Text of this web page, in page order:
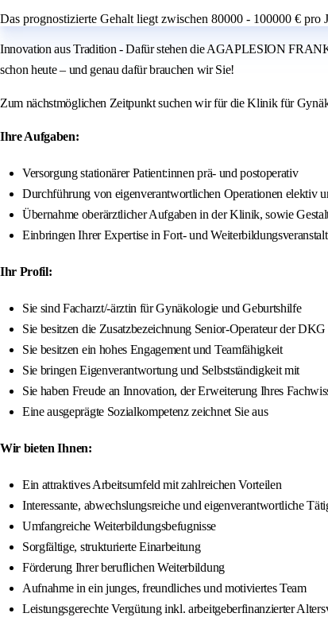
Das prognostizierte Gehalt liegt zwischen 80000 - 100000 € pro
Innovation aus Tradition - Dafür stehen die AGAPLESION
schon heute – und genau dafür brauchen wir Sie!
Zum nächstmöglichen Zeitpunkt suchen wir für die Klinik für
Ihre Aufgaben:
Versorgung stationärer Patient:innen prä- und postoperativ
Durchführung von eigenverantwortlichen Operationen elektiv
Übernahme oberärztlicher Aufgaben in der Klinik, sowie
Einbringen Ihrer Expertise in Fort- und
Ihr Profil:
Sie sind Facharzt/-ärztin für Gynäkologie und Geburtshilfe
Sie besitzen die Zusatzbezeichnung Senior-Operateur der
Sie besitzen ein hohes Engagement und Teamfähigkeit
Sie bringen Eigenverantwortung und Selbstständigkeit mit
Sie haben Freude an Innovation, der Erweiterung Ihres
Eine ausgeprägte Sozialkompetenz zeichnet Sie aus
Wir bieten Ihnen:
Ein attraktives Arbeitsumfeld mit zahlreichen Vorteilen
Interessante, abwechslungsreiche und eigenverantwortliche
Umfangreiche Weiterbildungsbefugnisse
Sorgfältige, strukturierte Einarbeitung
Förderung Ihrer beruflichen Weiterbildung
Aufnahme in ein junges, freundliches und motiviertes Team
Leistungsgerechte Vergütung inkl. arbeitgeberfinanzierter